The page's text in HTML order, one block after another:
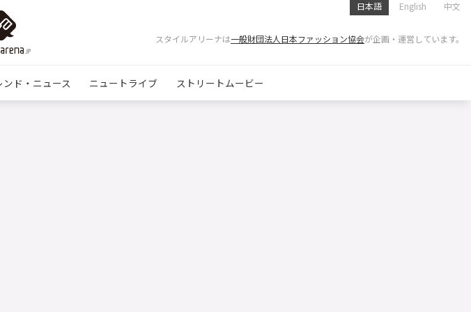
日本語 English 中文
スタイルアリーナは一般財団法人日本ファッション協会が企画・運営しています。
ンド・ニュース ニュートライブ ストリートムービー